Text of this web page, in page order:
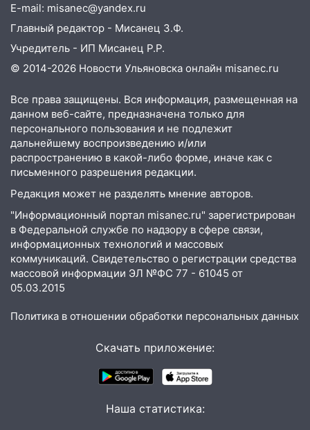
19:30 Ульяновцев приглашают
поддержать «Симбирскую чебурашку»
на фестивале «ФормАРТ»
18:11 Ульяновская область стала
«Культурное долголетие»
17:23 Прогноз погоды в Ульяновской
области на 8 августа
17:16 В реанимацию Ульяновской
новых аппаратов ИВЛ
16:51 В Чердаклинском районе
ремонтируют дороги, ставят остановки
и проводят новое освещение
16:35 В Ульяновске установили ещё
мусора
матч «Волги» под открытым небом
В Ульяновском госуниверситете
цифровой ПЦР
E-mail: misanec@yandex.ru
Главный редактор - Мисанец З.Ф.
Учредитель - ИП Мисанец Р.Р.
© 2014-2026 Новости Ульяновска онлайн misanec.ru
Все права защищены. Вся информация, размещенная на
данном веб-сайте, предназначена только для
персонального пользования и не подлежит
дальнейшему воспроизведению и/или
распространению в какой-либо форме, иначе как с
письменного разрешения редакции.
Редакция может не разделять мнение авторов.
"Информационный портал misanec.ru" зарегистрирован
в Федеральной службе по надзору в сфере связи,
информационных технологий и массовых
коммуникаций. Свидетельство о регистрации средства
массовой информации ЭЛ №ФС 77 - 61045 от
05.03.2015
Политика в отношении обработки персональных данных
Скачать приложение:
Наша статистика: